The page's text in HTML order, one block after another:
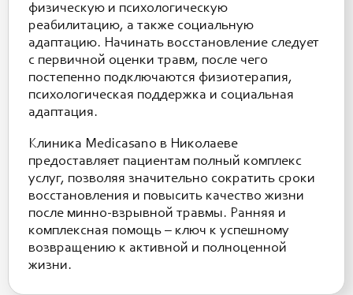
физическую и психологическую
реабилитацию, а также социальную
адаптацию. Начинать восстановление следует
с первичной оценки травм, после чего
постепенно подключаются физиотерапия,
психологическая поддержка и социальная
адаптация.
Клиника Medicasano в Николаеве
предоставляет пациентам полный комплекс
услуг, позволяя значительно сократить сроки
восстановления и повысить качество жизни
после минно-взрывной травмы. Ранняя и
комплексная помощь – ключ к успешному
возвращению к активной и полноценной
жизни.